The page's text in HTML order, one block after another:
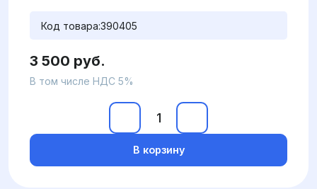
Код товара:390405
3 500 руб.
В том числе НДС 5%
В корзину